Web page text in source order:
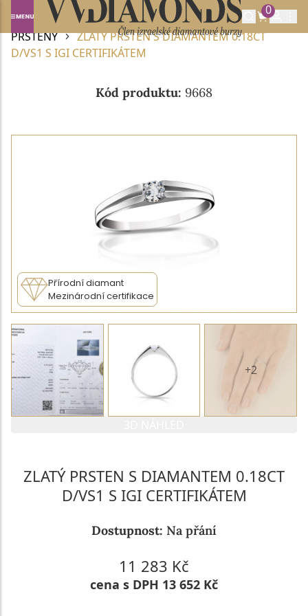
0
Domů DIAMANTOVÉ ŠPERKY
DIAMANTOVÉ
PRSTENY
ZLATÝ PRSTEN S DIAMANTEM 0.18CT
D/VS1 S IGI CERTIFIKÁTEM
Kód produktu: 9668
Přírodní diamant
Mezinárodní certifikace
+2
ZLATÝ PRSTEN S DIAMANTEM 0.18CT
D/VS1 S IGI CERTIFIKÁTEM
Dostupnost: Na přání
11 283 Kč
cena s DPH 13 652 Kč